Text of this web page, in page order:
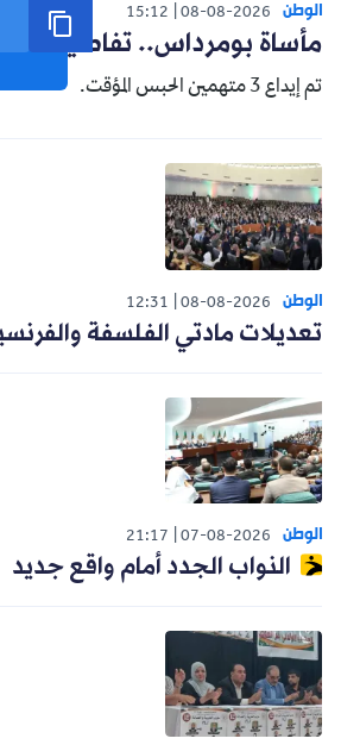
الوطن 08-08-2026
15:12
مأساة بومرداس.. تفاصيل
تم إيداع 3 متهمين الحبس المؤقت.
الوطن 08-08-2026
12:31
تعديلات مادتي الفلسفة
الوطن 07-08-2026
21:17
النواب الجدد أمام واقع جديد